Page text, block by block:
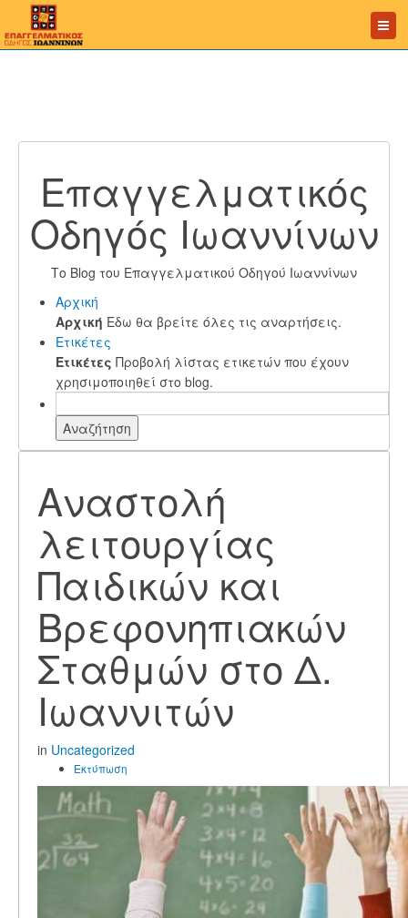
Επαγγελματικός
Οδηγός Ιωαννίνων
Το Blog του Επαγγελματικού Οδηγού Ιωαννίνων
Αρχική
Αρχική Εδω θα βρείτε όλες τις αναρτήσεις.
Ετικέτες
Ετικέτες Προβολή λίστας ετικετών που έχουν
χρησιμοποιηθεί στο blog.
Αναζήτηση
Αναστολή
λειτουργίας
Παιδικών και
Βρεφονηπιακών
Σταθμών στο Δ.
Ιωαννιτών
in Uncategorized
Εκτύπωση